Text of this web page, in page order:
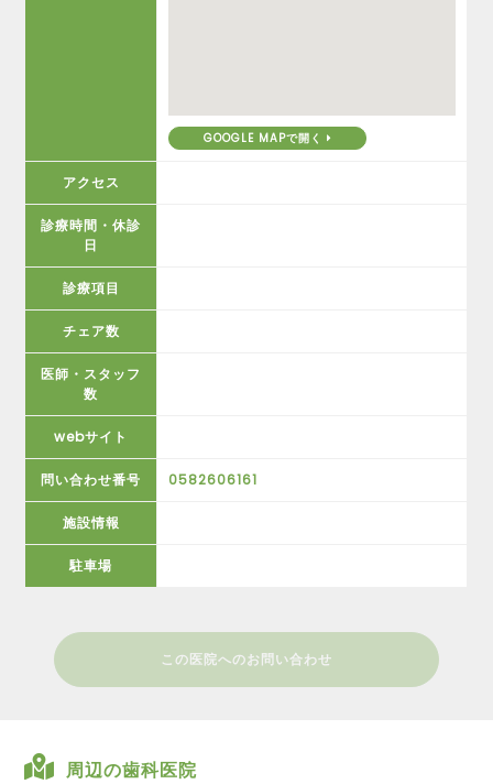
GOOGLE MAPで開く
アクセス
診療時間・休診
日
診療項目
チェア数
医師・スタッフ
数
webサイト
問い合わせ番号 0582606161
施設情報
駐車場
この医院へのお問い合わせ
周辺の歯科医院